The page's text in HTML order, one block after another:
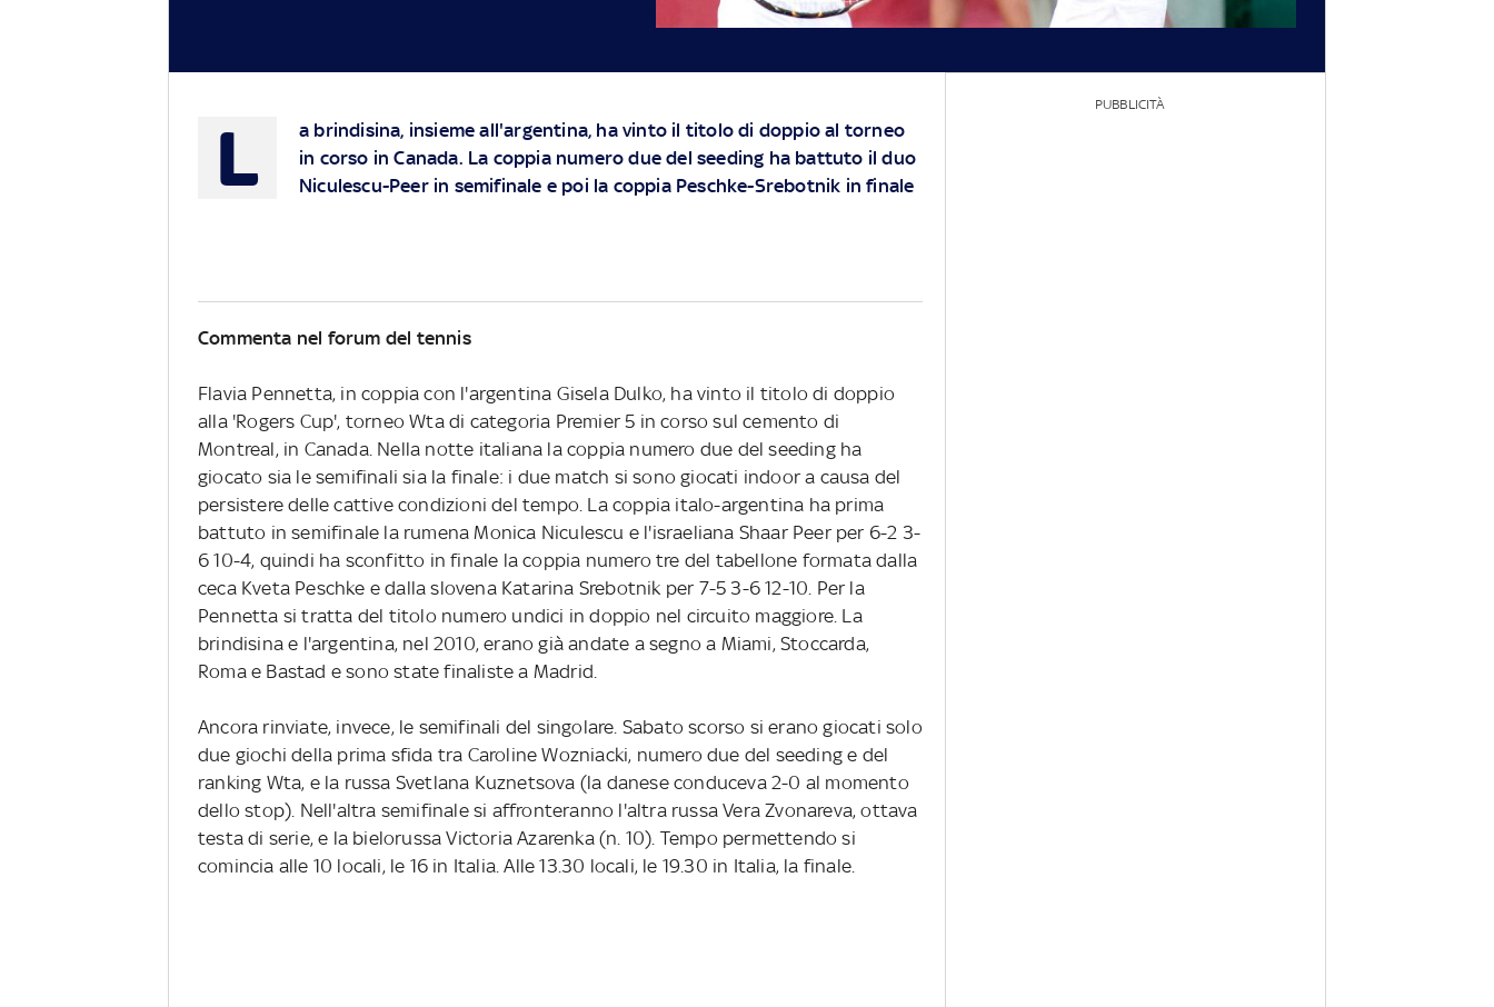
L
a brindisina, insieme all'argentina, ha vinto il titolo di doppio al torneo
in corso in Canada. La coppia numero due del seeding ha battuto il duo
Niculescu-Peer in semifinale e poi la coppia Peschke-Srebotnik in finale
Commenta nel forum del tennis
Flavia Pennetta, in coppia con l'argentina Gisela Dulko, ha vinto il titolo di doppio
alla 'Rogers Cup', torneo Wta di categoria Premier 5 in corso sul cemento di
Montreal, in Canada. Nella notte italiana la coppia numero due del seeding ha
giocato sia le semifinali sia la finale: i due match si sono giocati indoor a causa del
persistere delle cattive condizioni del tempo. La coppia italo-argentina ha prima
battuto in semifinale la rumena Monica Niculescu e l'israeliana Shaar Peer per 6-2 3-
6 10-4, quindi ha sconfitto in finale la coppia numero tre del tabellone formata dalla
ceca Kveta Peschke e dalla slovena Katarina Srebotnik per 7-5 3-6 12-10. Per la
Pennetta si tratta del titolo numero undici in doppio nel circuito maggiore. La
brindisina e l'argentina, nel 2010, erano già andate a segno a Miami, Stoccarda,
Roma e Bastad e sono state finaliste a Madrid.
Ancora rinviate, invece, le semifinali del singolare. Sabato scorso si erano giocati solo
due giochi della prima sfida tra Caroline Wozniacki, numero due del seeding e del
ranking Wta, e la russa Svetlana Kuznetsova (la danese conduceva 2-0 al momento
dello stop). Nell'altra semifinale si affronteranno l'altra russa Vera Zvonareva, ottava
testa di serie, e la bielorussa Victoria Azarenka (n. 10). Tempo permettendo si
comincia alle 10 locali, le 16 in Italia. Alle 13.30 locali, le 19.30 in Italia, la finale.
PUBBLICITÀ